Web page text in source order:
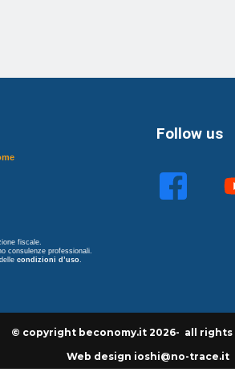
fiscale.
consulenze professionali.
condizioni d’uso.
Follow us
© copyright beconomy.it 2026- all rights
Web design ioshi@no-trace.it